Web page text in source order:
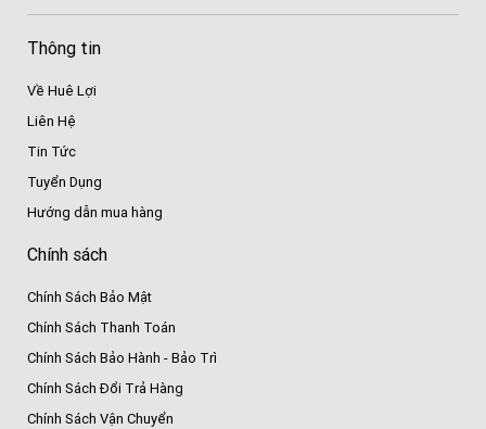
Thông tin
Về Huê Lợi
Liên Hệ
Tin Tức
Tuyển Dụng
Hướng dẫn mua hàng
Chính sách
Chính Sách Bảo Mật
Chính Sách Thanh Toán
Chính Sách Bảo Hành - Bảo Trì
Chính Sách Đổi Trả Hàng
Chính Sách Vận Chuyển